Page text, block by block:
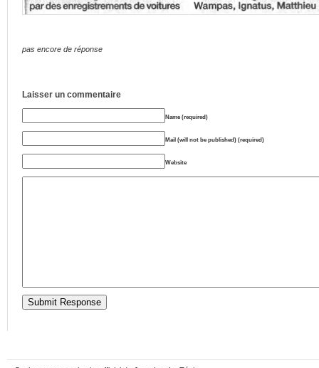
pas encore de réponse
Laisser un commentaire
Name (required)
Mail (will not be published) (required)
Website